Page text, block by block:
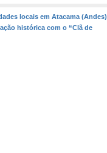
locais em Atacama (Andes)
histórica com o “Clã de